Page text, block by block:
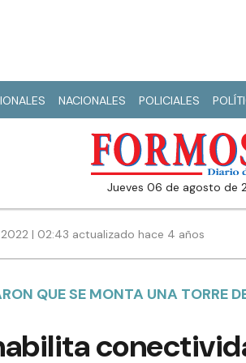
NACIONALES POLICIALES
jueves 06 de agosto de
| 02:43 actualizado hace 4 años
QUE SE MONTA UNA TORRE